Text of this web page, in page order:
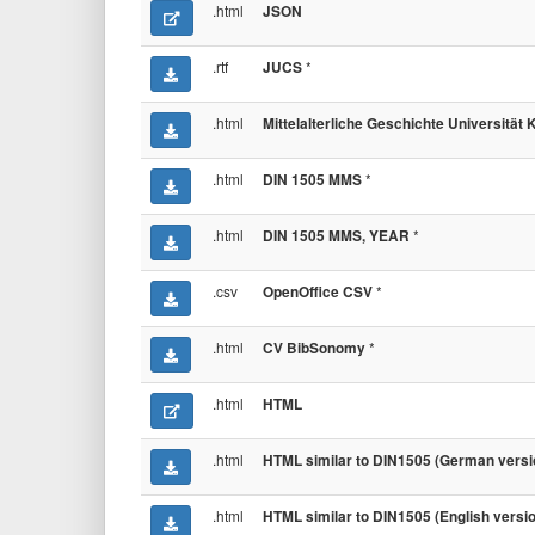
.html JSON
.rtf JUCS*
.html Mittelalterliche Geschichte Universität
.html DIN 1505 MMS*
.html DIN 1505 MMS, YEAR *
.csv OpenOffice CSV*
.html CV BibSonomy*
.html HTML
.html HTML similar to DIN1505 (German
.html HTML similar to DIN1505 (English